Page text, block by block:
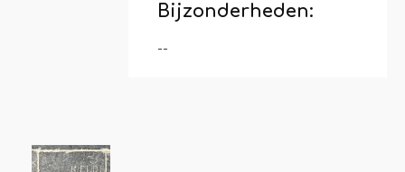
Bijzonderheden:
--